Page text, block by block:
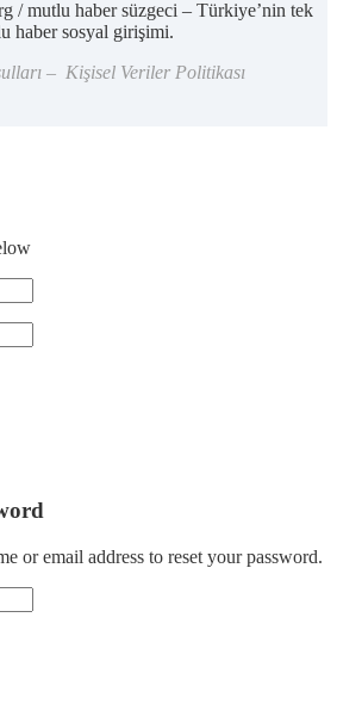
/ mutlu haber süzgeci – Türkiye’nin tek
haber sosyal girişimi.
– Kişisel Veriler Politikası
or email address to reset your password.